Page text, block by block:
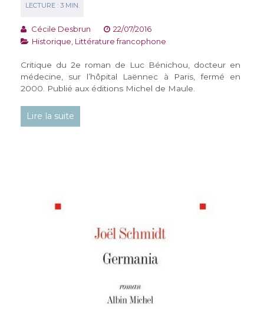
Cécile Desbrun
22/07/2016
Historique Littérature francophone
Critique du 2e roman de Luc Bénichou, docteur en
médecine, sur l’hôpital Laënnec à Paris, fermé en
2000. Publié aux éditions Michel de Maule.
Lire la suite